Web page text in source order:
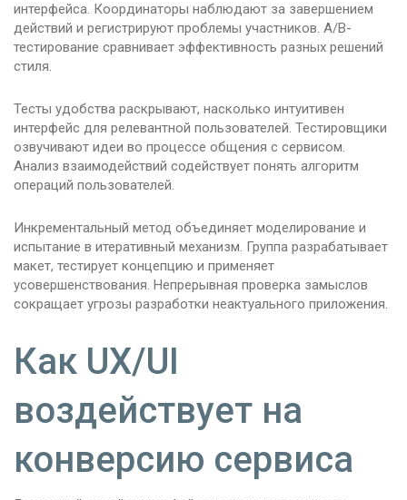
интерфейса. Координаторы наблюдают за завершением
действий и регистрируют проблемы участников. A/B-
тестирование сравнивает эффективность разных решений
стиля.
Тесты удобства раскрывают, насколько интуитивен
интерфейс для релевантной пользователей. Тестировщики
озвучивают идеи во процессе общения с сервисом.
Анализ взаимодействий содействует понять алгоритм
операций пользователей.
Инкрементальный метод объединяет моделирование и
испытание в итеративный механизм. Группа разрабатывает
макет, тестирует концепцию и применяет
усовершенствования. Непрерывная проверка замыслов
сокращает угрозы разработки неактуального приложения.
Как UX/UI
воздействует на
конверсию сервиса